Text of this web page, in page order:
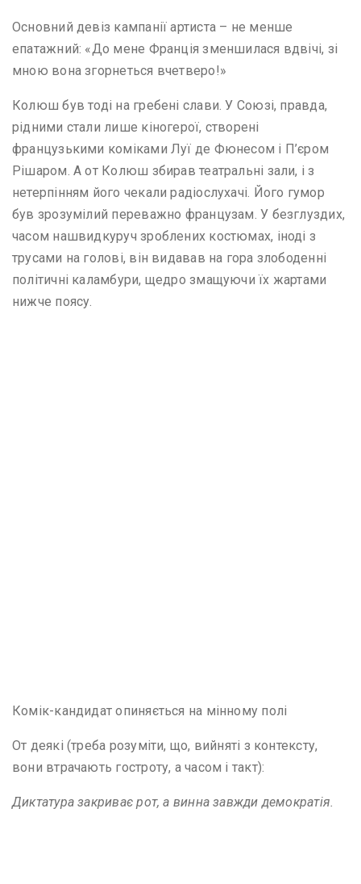
Основний девіз кампанії артиста – не менше
епатажний: «До мене Франція зменшилася вдвічі, зі
мною вона згорнеться вчетверо!»
Колюш був тоді на гребені слави. У Союзі, правда,
рідними стали лише кіногерої, створені
французькими коміками Луї де Фюнесом і П’єром
Рішаром. А от Колюш збирав театральні зали, і з
нетерпінням його чекали радіослухачі. Його гумор
був зрозумілий переважно французам. У безглуздих,
часом нашвидкуруч зроблених костюмах, іноді з
трусами на голові, він видавав на гора злободенні
політичні каламбури, щедро змащуючи їх жартами
нижче поясу.
Комік-кандидат опиняється на мінному полі
От деякі (треба розуміти, що, вийняті з контексту,
вони втрачають гостроту, а часом і такт):
Диктатура закриває рот, а винна завжди демократія.